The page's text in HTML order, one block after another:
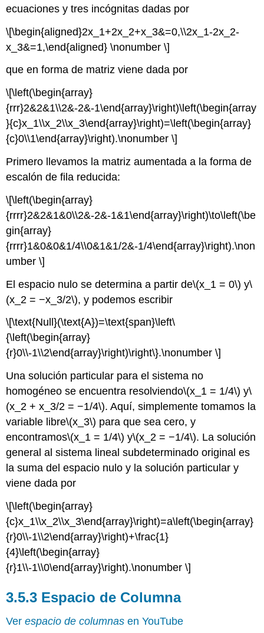
ecuaciones y tres incógnitas dadas por
\[\begin{aligned}2x_1+2x_2+x_3&=0,\\2x_1-2x_2-
x_3&=1,\end{aligned} \nonumber \]
que en forma de matriz viene dada por
\[\left(\begin{array}
{rrr}2&2&1\\2&-2&-1\end{array}\right)\left(\begin{array
}{c}x_1\\x_2\\x_3\end{array}\right)=\left(\begin{array}
{c}0\\1\end{array}\right).\nonumber \]
Primero llevamos la matriz aumentada a la forma de
escalón de fila reducida:
\[\left(\begin{array}
{rrrr}2&2&1&0\\2&-2&-1&1\end{array}\right)\to\left(\be
gin{array}
{rrrr}1&0&0&1/4\\0&1&1/2&-1/4\end{array}\right).\non
umber \]
El espacio nulo se determina a partir de\(x_1 = 0\) y\
(x_2 = −x_3/2\), y podemos escribir
\[\text{Null}(\text{A})=\text{span}\left\
{\left(\begin{array}
{r}0\\-1\\2\end{array}\right)\right\}.\nonumber \]
Una solución particular para el sistema no
homogéneo se encuentra resolviendo\(x_1 = 1/4\) y\
(x_2 + x_3/2 = −1/4\). Aquí, simplemente tomamos la
variable libre\(x_3\) para que sea cero, y
encontramos\(x_1 = 1/4\) y\(x_2 = −1/4\). La solución
general al sistema lineal subdeterminado original es
la suma del espacio nulo y la solución particular y
viene dada por
\[\left(\begin{array}
{c}x_1\\x_2\\x_3\end{array}\right)=a\left(\begin{array}
{r}0\\-1\\2\end{array}\right)+\frac{1}
{4}\left(\begin{array}
{r}1\\-1\\0\end{array}\right).\nonumber \]
3.5.3 Espacio de Columna
Verespacio de columnas en YouTube